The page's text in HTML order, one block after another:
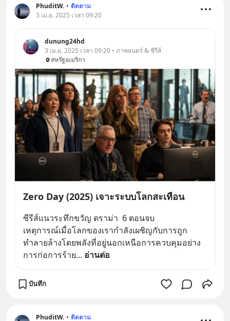
PhuditW. • ติดตาม
3 เม.ย. 2025 เวลา 09:20
dunung24hd
3 เม.ย. 2025 เวลา 09:20 • ภาพยนตร์ & ซีรีส์
สหรัฐอเมริกา
Zero Day (2025) เจาะระบบโลกสะเทือน
ซีรีส์แนวระทึกขวัญ ​ดราม่า  6 ตอนจบ
เหตุการณ์เมื่อโลกของเรากำลังเผชิญกับการถูก
ทำลายล้างโดยพลังที่อยู่นอกเหนือการควบคุมอย่าง
การก่อการร้าย... อ่านต่อ
บันทึก
PhuditW. • ติดตาม